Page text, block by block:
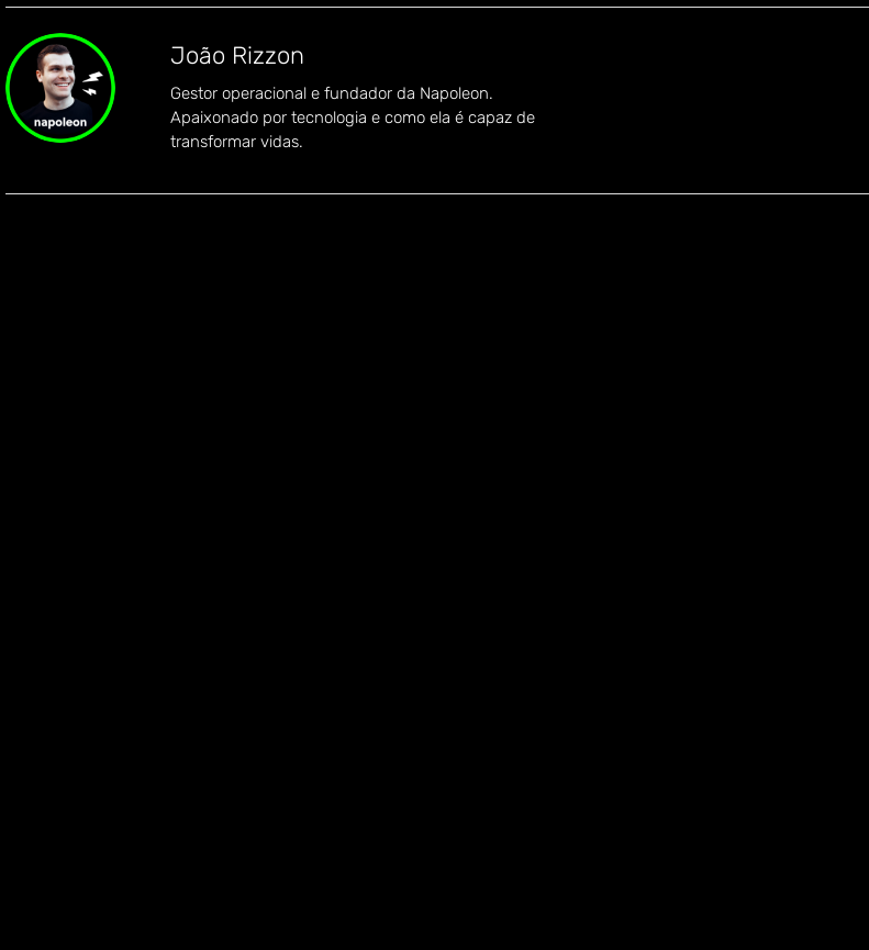
João Rizzon
Gestor operacional e fundador da Napoleon.
Apaixonado por tecnologia e como ela é capaz de
transformar vidas.